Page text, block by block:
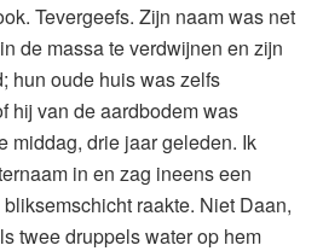
Tevergeefs. Zijn naam was net
de massa te verdwijnen en zijn
hun oude huis was zelfs
hij van de aardbodem was
middag, drie jaar geleden. Ik
in en zag ineens een
raakte. Niet Daan,
twee druppels water op hem